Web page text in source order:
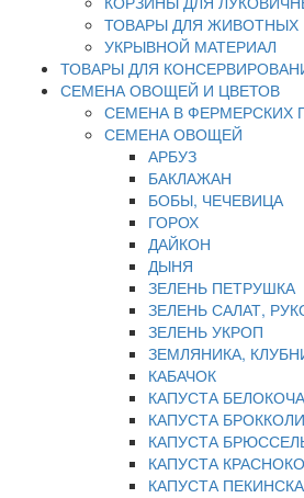
ТОВАРЫ ДЛЯ ЖИВОТНЫХ
УКРЫВНОЙ МАТЕРИАЛ
ТОВАРЫ ДЛЯ
СЕМЕНА ОВОЩЕЙ И ЦВЕТОВ
СЕМЕНА В ФЕРМЕРСКИХ
СЕМЕНА ОВОЩЕЙ
АРБУЗ
БАКЛАЖАН
БОБЫ, ЧЕЧЕВИЦА
ГОРОХ
ДАЙКОН
ДЫНЯ
ЗЕЛЕНЬ ПЕТРУШКА
ЗЕЛЕНЬ САЛАТ,
ЗЕЛЕНЬ УКРОП
ЗЕМЛЯНИКА,
КАБАЧОК
КАПУСТА
КАПУСТА БРОККОЛИ
КАПУСТА
КАПУСТА
КАПУСТА